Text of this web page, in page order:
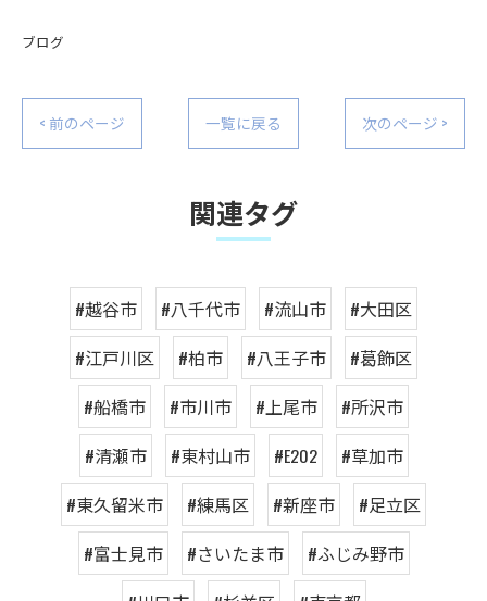
ブログ
< 前のページ 一覧に戻る 次のページ >
関連タグ
#越谷市 #八千代市 #流山市
#大田区
#江戸川区
#柏市 #八王子市
#葛飾区
#船橋市
#市川市 #上尾市
#所沢市
#清瀬市
#東村山市 #E202
#草加市
#東久留米市
#練馬区 #新座市
#足立区
#富士見市
#さいたま市
#ふじみ野市